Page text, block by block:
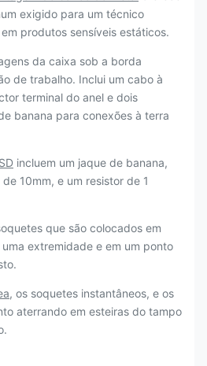
exigido para um técnico
produtos sensíveis estáticos.
da caixa sob a borda
de trabalho. Inclui um cabo à
terminal do anel e dois
banana para conexões à terra
incluem um jaque de banana,
10mm, e um resistor de 1
que são colocados em
uma extremidade e em um ponto
, os soquetes instantâneos, e os
aterrando em esteiras do tampo